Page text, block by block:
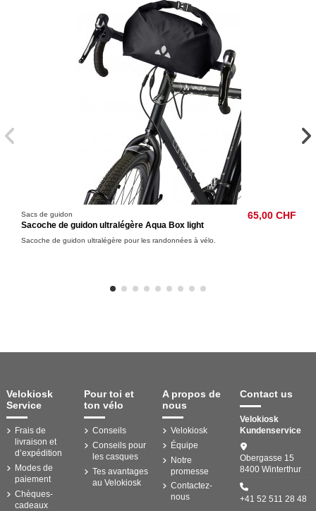
Sacs de guidon
Sacoche de guidon ultralégère Aqua Box light
65,00 CHF
Sacoche de guidon ultralégère pour les randonnées à vélo.
Velokiosk
Service
Frais de
livraison et
d’expédition
Modes de
paiement
Chèques-
cadeaux
Pour toi et
ton vélo
Conseils
Conseils pour
les casques
Tes avantages
au Velokiosk
A propos de
nous
Velokiosk
Équipe
Notre
promesse
Contactez-
nous
Contact us
Velokiosk
Kundenservice
Obergasse 15
8400 Winterthur
+41 52 511 28 48